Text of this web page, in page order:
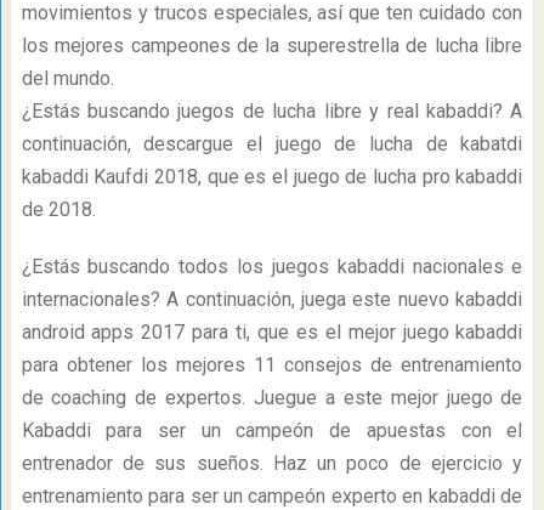
movimientos y trucos especiales, así que ten cuidado con
los mejores campeones de la superestrella de lucha libre
del mundo.
¿Estás buscando juegos de lucha libre y real kabaddi? A
continuación, descargue el juego de lucha de kabatdi
kabaddi Kaufdi 2018, que es el juego de lucha pro kabaddi
de 2018.
¿Estás buscando todos los juegos kabaddi nacionales e
internacionales? A continuación, juega este nuevo kabaddi
android apps 2017 para ti, que es el mejor juego kabaddi
para obtener los mejores 11 consejos de entrenamiento
de coaching de expertos. Juegue a este mejor juego de
Kabaddi para ser un campeón de apuestas con el
entrenador de sus sueños. Haz un poco de ejercicio y
entrenamiento para ser un campeón experto en kabaddi de